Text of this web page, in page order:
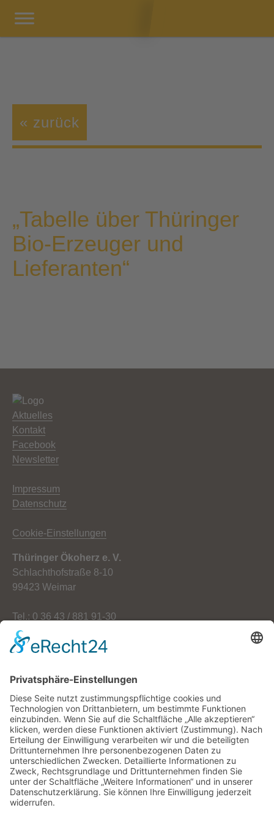
« zurück
„Tabelle über Thüringer
Bio-Erzeuger und
Lieferanten“
Aktuelles
Kontakt
Facebook
Newsletter
Impressum
Datenschutz
Cookie-Einstellungen
Thüringer Ökoherz e. V.
Schlachthofstraße 8-10
99423 Weimar
Tel.: 0 36 43 / 881 91-30
Fax: 0 36 43 / 881 91-59
E-Mail: info[at]oekoherz.de
Vereinsvorsitzende:
Maria Streitferdt
Suche
nach: